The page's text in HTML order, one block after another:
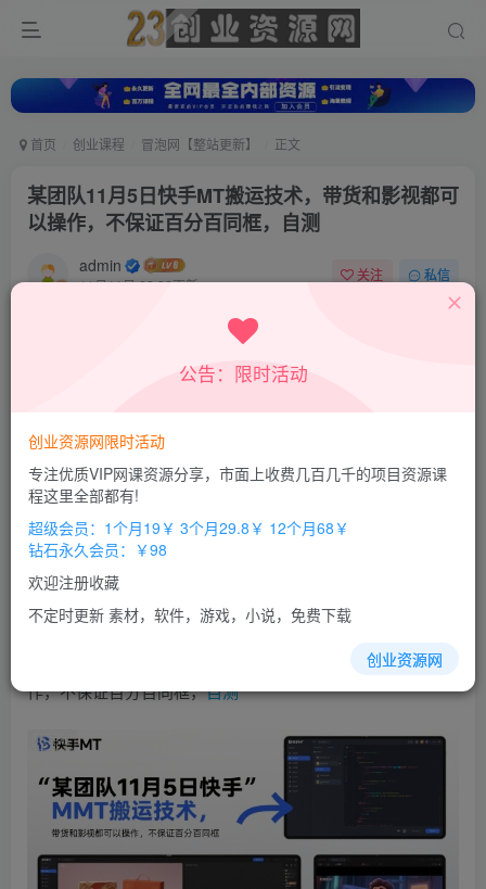
首页 创业课程 冒泡网【整站更新】 正文
某团队11月5日快手MT搬运技术，带货和影视都可
以操作，不保证百分百同框，自测
admin
11月11日 22:22更新
关注 私信
超级会员
立即购买
您当前未登录！建议登陆后购买，办理会员包月更省钱，可保存购
和影视都可以操
作，不保证百分百同框，自测
公告：限时活动
创业资源网限时活动
专注优质VIP网课资源分享，市面上收费几百几千的项目资源课
程这里全部都有!
超级会员：1个月19￥ 3个月29.8￥ 12个月68￥
钻石永久会员：￥98
欢迎注册收藏
不定时更新 素材，软件，游戏，小说，免费下载
创业资源网